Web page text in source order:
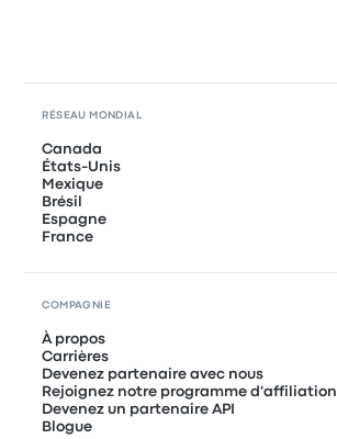
RÉSEAU MONDIAL
Canada
États-Unis
Mexique
Brésil
Espagne
France
COMPAGNIE
À propos
Carrières
Devenez partenaire avec nous
Rejoignez notre programme d'affiliation
Devenez un partenaire API
Blogue